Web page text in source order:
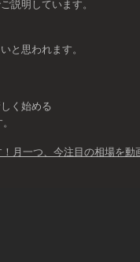
説明しています。
と思われます。
く始める
月一つ、今注目の相場を動